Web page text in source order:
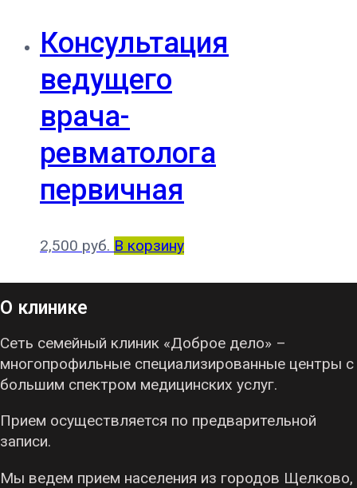
Консультация
ведущего
врача-
ревматолога
первичная
2,500 руб. В корзину
О клинике
Сеть семейный клиник «Доброе дело» –
многопрофильные специализированные центры с
большим спектром медицинских услуг.
Прием осуществляется по предварительной
записи.
Мы ведем прием населения из городов Щелково,